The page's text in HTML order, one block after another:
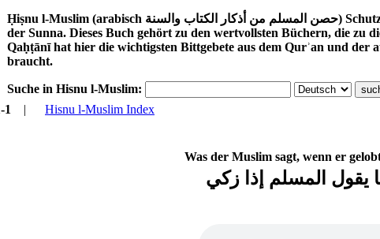
Ḥiṣnu l-Muslim (arabisch حصن المسلم من أذكار الكتاب والسنة) Schutz und Festigung des Muslim durch das Bitten und Gedenken aus dem Quran und
der Sunna. Dieses Buch gehört zu den wertvollsten Büchern, die zu
Qaḥṭānī hat hier die wichtigsten Bittgebete aus dem Qurʾan und der
braucht.
Suche in Hisnu l-Muslim:
1 | Hisnu l-Muslim Index
Was der Muslim sagt, wenn er
يقول المسلم إذا زكي